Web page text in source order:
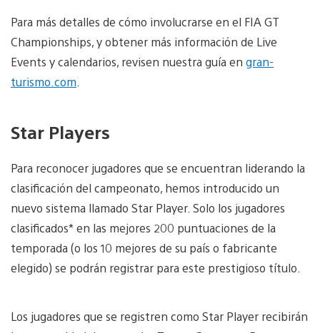
Para más detalles de cómo involucrarse en el FIA GT
Championships, y obtener más información de Live
Events y calendarios, revisen nuestra guía en gran-
turismo.com
Star Players
Para reconocer jugadores que se encuentran liderando la
clasificación del campeonato, hemos introducido un
nuevo sistema llamado Star Player. Solo los jugadores
clasificados* en las mejores 200 puntuaciones de la
temporada (o los 10 mejores de su país o fabricante
elegido) se podrán registrar para este prestigioso título.
Los jugadores que se registren como Star Player recibirán